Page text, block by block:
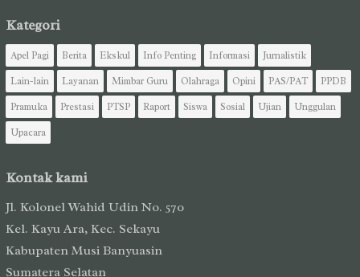
Kategori
Apel Pagi Berita Ekskul Info Penting Informasi
Jurnalistik
Lain-lain
Layanan Mimbar Guru Olahraga Opini PAS/PAT
PPDB
Pramuka
Prestasi PTSP Raport Siswa Sosial Ujian
Unggulan
Upacara
Kontak kami
Jl. Kolonel Wahid Udin No. 570
Kel. Kayu Ara, Kec. Sekayu
Kabupaten Musi Banyuasin
Sumatera Selatan